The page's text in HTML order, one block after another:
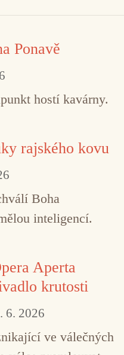
Ponavě
hostí kavárny.
rajského kovu
Boha
inteligencí.
Aperta
krutosti
6. 2026
ve válečných